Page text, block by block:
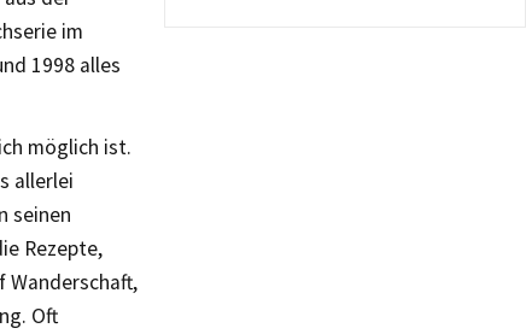
im
1998 alles
möglich ist.
allerlei
seinen
Rezepte,
Wanderschaft,
Oft